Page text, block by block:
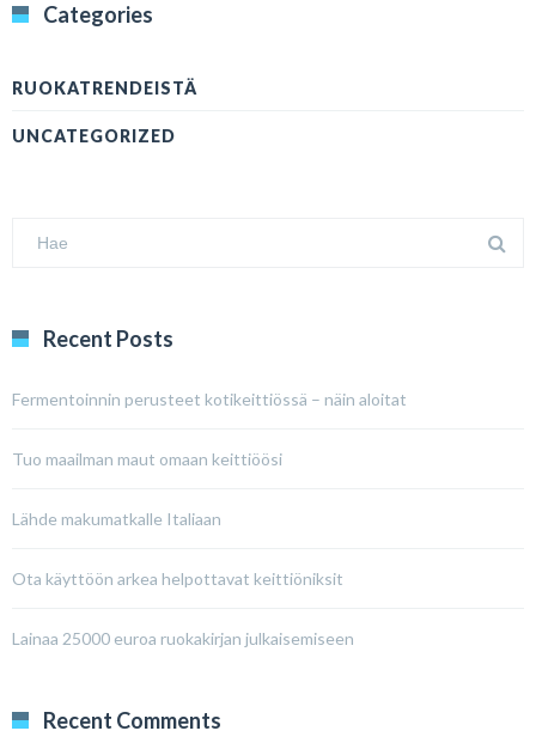
Categories
RUOKATRENDEISTÄ
UNCATEGORIZED
Recent Posts
Fermentoinnin perusteet kotikeittiössä – näin aloitat
Tuo maailman maut omaan keittiöösi
Lähde makumatkalle Italiaan
Ota käyttöön arkea helpottavat keittiöniksit
Lainaa 25000 euroa ruokakirjan julkaisemiseen
Recent Comments